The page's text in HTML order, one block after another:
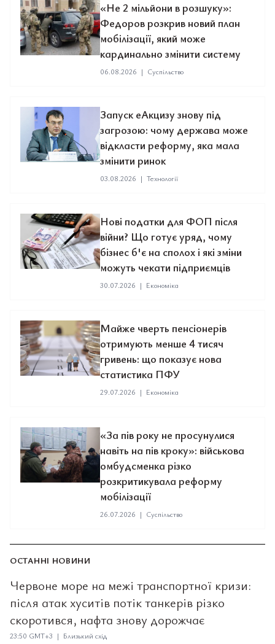
«Не 2 мільйони в розшуку»:
Федоров розкрив новий план
мобілізації, який може
кардинально змінити систему
06.08.2026 | Суспільство
Запуск еАкцизу знову під
загрозою: чому держава може
відкласти реформу, яка мала
змінити ринок
03.08.2026 | Технології
Нові податки для ФОП після
війни? Що готує уряд, чому
бізнес б'є на сполох і які зміни
можуть чекати підприємців
30.07.2026 | Економіка
Майже чверть пенсіонерів
отримують менше 4 тисяч
гривень: що показує нова
статистика ПФУ
29.07.2026 | Економіка
«За пів року не просунулися
навіть на пів кроку»: військова
омбудсменка різко
розкритикувала реформу
мобілізації
26.07.2026 | Суспільство
ОСТАННІ НОВИНИ
Червоне море на межі транспортної кризи:
після атак хуситів потік танкерів різко
скоротився, нафта знову дорожчає
23:50 GMT+3 | Близький схід